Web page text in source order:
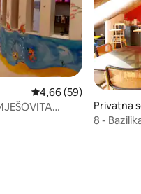
Prosječna ocjena:
4,66 (59)
Privatna
8 -